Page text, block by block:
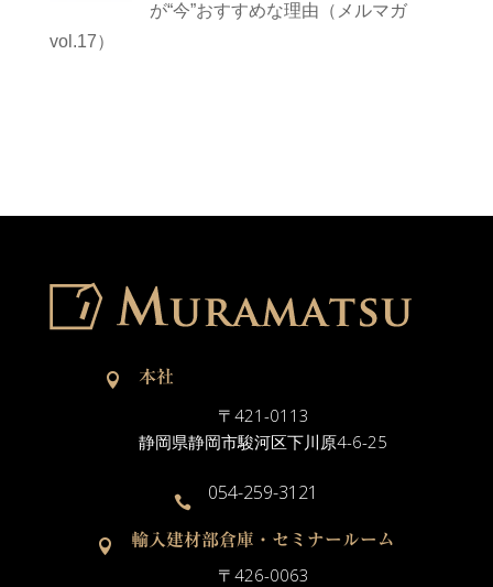
が“今”おすすめな理由（メルマガ
vol.17）
 本社
〒421-0113
静岡県静岡市駿河区下川原4-6-25
 054-259-3121
 輸入建材部倉庫・セミナールーム
〒426-0063